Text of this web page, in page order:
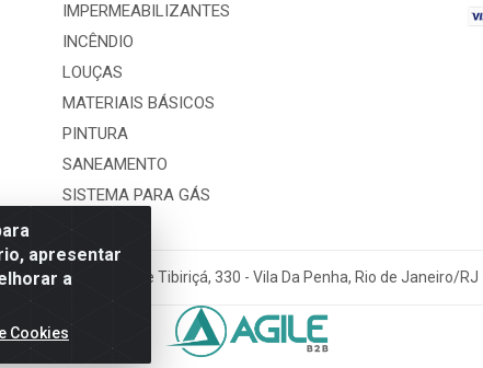
apresentar
a
Cookies
IMPERMEABILIZANTES
INCÊNDIO
LOUÇAS
MATERIAIS BÁSICOS
PINTURA
SANEAMENTO
SISTEMA PARA GÁS
LTDA - Rua Alice Tibiriçá, 330 - Vila Da Penha, Rio de Janeiro/